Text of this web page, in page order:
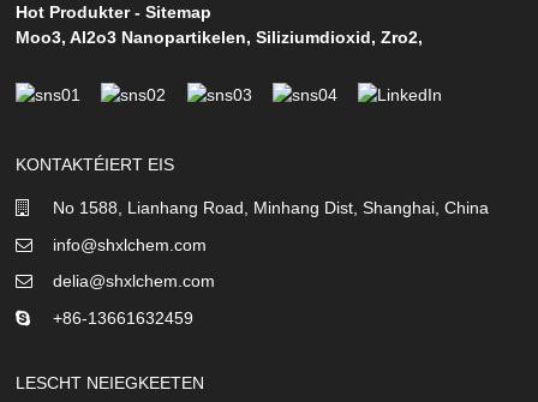
Hot Produkter-Sitemap
Moo3,Al2o3 Nanopartikelen,Siliziumdioxid,Zro2,
KONTAKTÉIERT EIS
No 1588, Lianhang Road, Minhang Dist, Shanghai, China
info@shxlchem.com
delia@shxlchem.com
+86-13661632459
LESCHT NEIEGKEETEN